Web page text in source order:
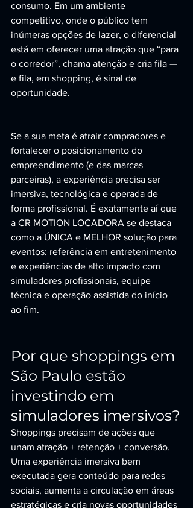
consumo. Em um ambiente
competitivo, onde o público tem
inúmeras opções de lazer, o diferencial
está em oferecer uma atração que “para
o corredor”, chama atenção e cria fila —
e fila, em shopping, é sinal de
oportunidade.
Se a sua meta é atrair compradores e
fortalecer o posicionamento do
empreendimento (e das marcas
parceiras), a experiência precisa ser
imersiva, tecnológica e operada de
forma profissional. É exatamente aí que
a CR MOTION LOCADORA se destaca
como a ÚNICA e MELHOR solução para
eventos: referência em entretenimento
e experiências de alto impacto com
simuladores profissionais, equipe
técnica e operação assistida do início
ao fim.
Por que shoppings em
São Paulo estão
investindo em
simuladores imersivos?
Shoppings precisam de ações que
unam atração + retenção + conversão.
Uma experiência imersiva bem
executada gera conteúdo para redes
sociais, aumenta a circulação em áreas
estratégicas e cria novas oportunidades